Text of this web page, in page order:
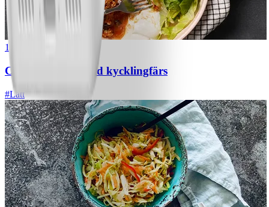
1
Chili con carne med kycklingfärs
#Lätt